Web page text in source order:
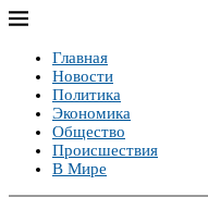
Главная
Новости
Политика
Экономика
Общество
Происшествия
В Мире